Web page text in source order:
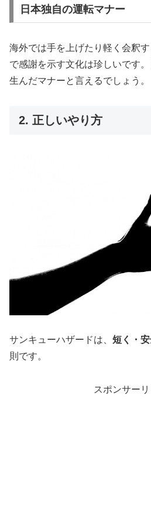
日本独自の運転マナー
海外では手を上げたり軽く会釈
で感謝を示す文化は珍しいです
生んだマナーと言えるでしょう。
2. 正しいやり方
サンキューハザードは、 短く・
則です。
スポンサーリ